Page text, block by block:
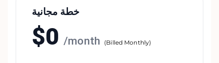
خطة مجانية
$0 /month (Billed Monthly)